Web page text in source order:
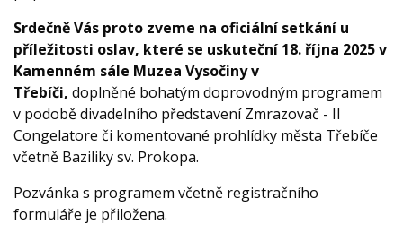
Srdečně Vás proto zveme na oficiální setkání u
příležitosti oslav, které se uskuteční 18. října 2025 v
Kamenném sále Muzea Vysočiny v
Třebíči, doplněné bohatým doprovodným programem
v podobě divadelního představení Zmrazovač - Il
Congelatore či komentované prohlídky města Třebíče
včetně Baziliky sv. Prokopa.
Pozvánka s programem včetně registračního
formuláře je přiložena.